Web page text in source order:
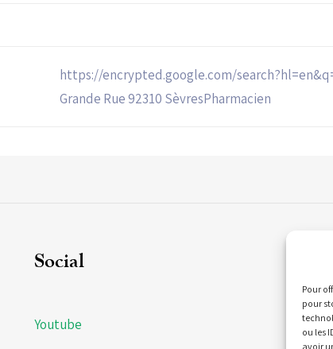
Pour
pour
ou les
avoir
https://encrypted.google.com/
Grande Rue 92310 SèvresPharmacien
Social
Youtube